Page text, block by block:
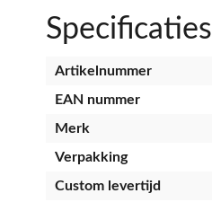
Specificaties
Artikelnummer
EAN nummer
Merk
Verpakking
Custom levertijd